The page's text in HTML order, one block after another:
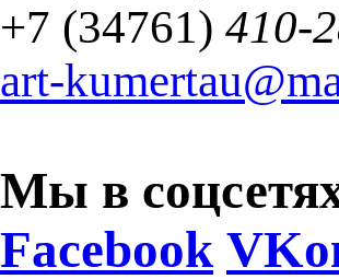
+7 (34761) 410-
art-
Мы в
Facebook